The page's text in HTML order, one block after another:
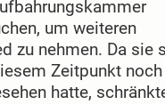
um weiteren
zu nehmen. Da sie
Zeitpunkt
hatte,